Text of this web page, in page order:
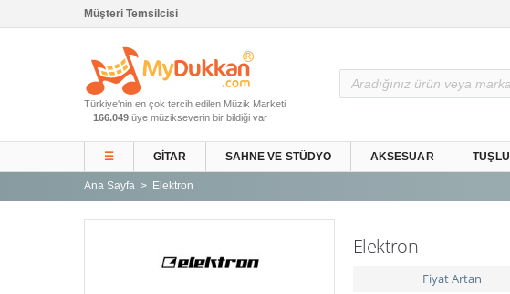
Müşteri Temsilcisi
Gitar ve Ekipmanları
Sahne ve Stüdyo
Aksesuarlar
Vurmalı Çalgılar
Türkiye'nin en çok tercih edilen Müzik Marketi
166.049 üye müzikseverin bir bildiği var
☰ GITAR SAHNE VE STÜDYO AKSESUAR TUŞLU
Ana Sayfa Elektron
Elektron
Fiyat Artan